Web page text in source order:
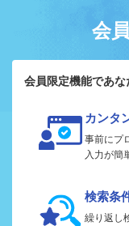
会
会員限定機能であな
カンタ
事前にプ
入力が簡
検索条
繰り返し